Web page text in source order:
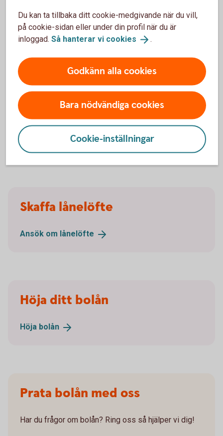
ett bra alternativ om du har höga ränteutgifter och vill sänka
din månadskostnad.
Ansök om jämkning(skatteverket.se)
Räkna på bolån
bolån
Skaffa lånelöfte
Ansök om lånelöfte
Höja ditt bolån
Höja bolån
Prata bolån med oss
Har du frågor om bolån? Ring oss så hjälper vi dig!
Du kan ta tillbaka ditt cookie-medgivande när du vill,
på cookie-sidan eller under din profil när du är
inloggad. Så hanterar vi cookies .
Godkänn alla cookies
Bara nödvändiga cookies
Cookie-inställningar